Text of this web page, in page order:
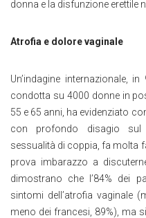
donna e la disfunzione erettile
Atrofia e dolore vaginale
Un’indagine internazionale,
condotta su 4000 donne in
55 e 65 anni, ha evidenziato
con profondo disagio sul
sessualità di coppia, fa molta
prova imbarazzo a
dimostrano che l’84% dei
sintomi dell’atrofia vaginale
meno dei francesi, 89%), ma